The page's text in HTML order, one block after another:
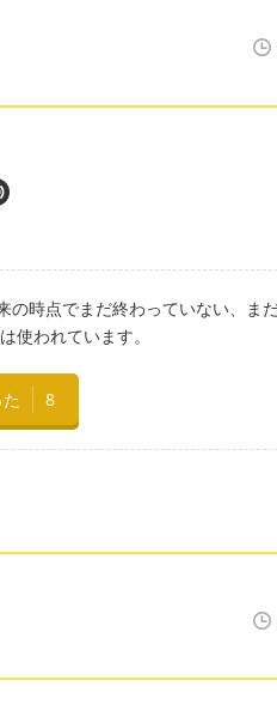
時点でまだ終わっていない、ま
使われています。
8